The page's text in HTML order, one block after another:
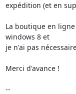
expédition (et en
La boutique en
windows 8 et
je n'ai pas
Merci d'avance !
--